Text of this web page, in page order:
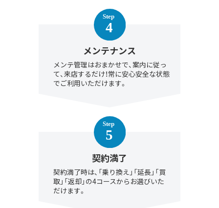
メンテナンス
メンテ管理はおまかせで、案内に従っ
て、来店するだけ！常に安心安全な状態
でご利用いただけます。
契約満了
契約満了時は、「乗り換え」「延長」「買
取」「返却」の4コースからお選びいた
だけます。